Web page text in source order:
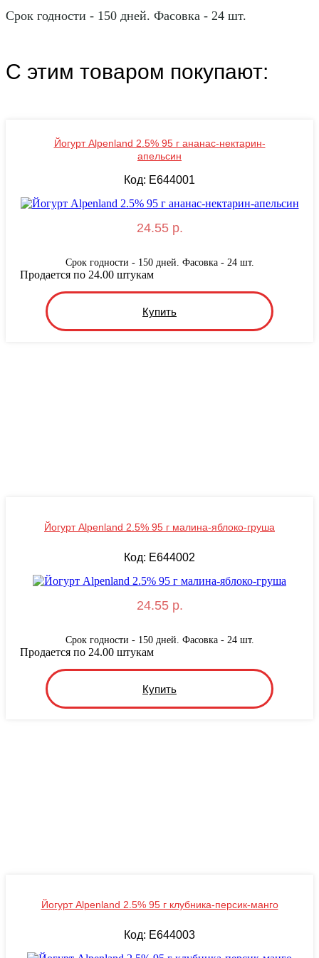
Срок годности - 150 дней. Фасовка - 24 шт.
С этим товаром покупают:
Йогурт Alpenland 2.5% 95 г ананас-нектарин-
апельсин
Код: E644001
24.55 р.
Срок годности - 150 дней. Фасовка - 24 шт.
Купить
Продается по 24.00 штукам
Йогурт Alpenland 2.5% 95 г малина-яблоко-груша
Код: E644002
24.55 р.
Срок годности - 150 дней. Фасовка - 24 шт.
Купить
Продается по 24.00 штукам
Йогурт Alpenland 2.5% 95 г клубника-персик-манго
Код: E644003